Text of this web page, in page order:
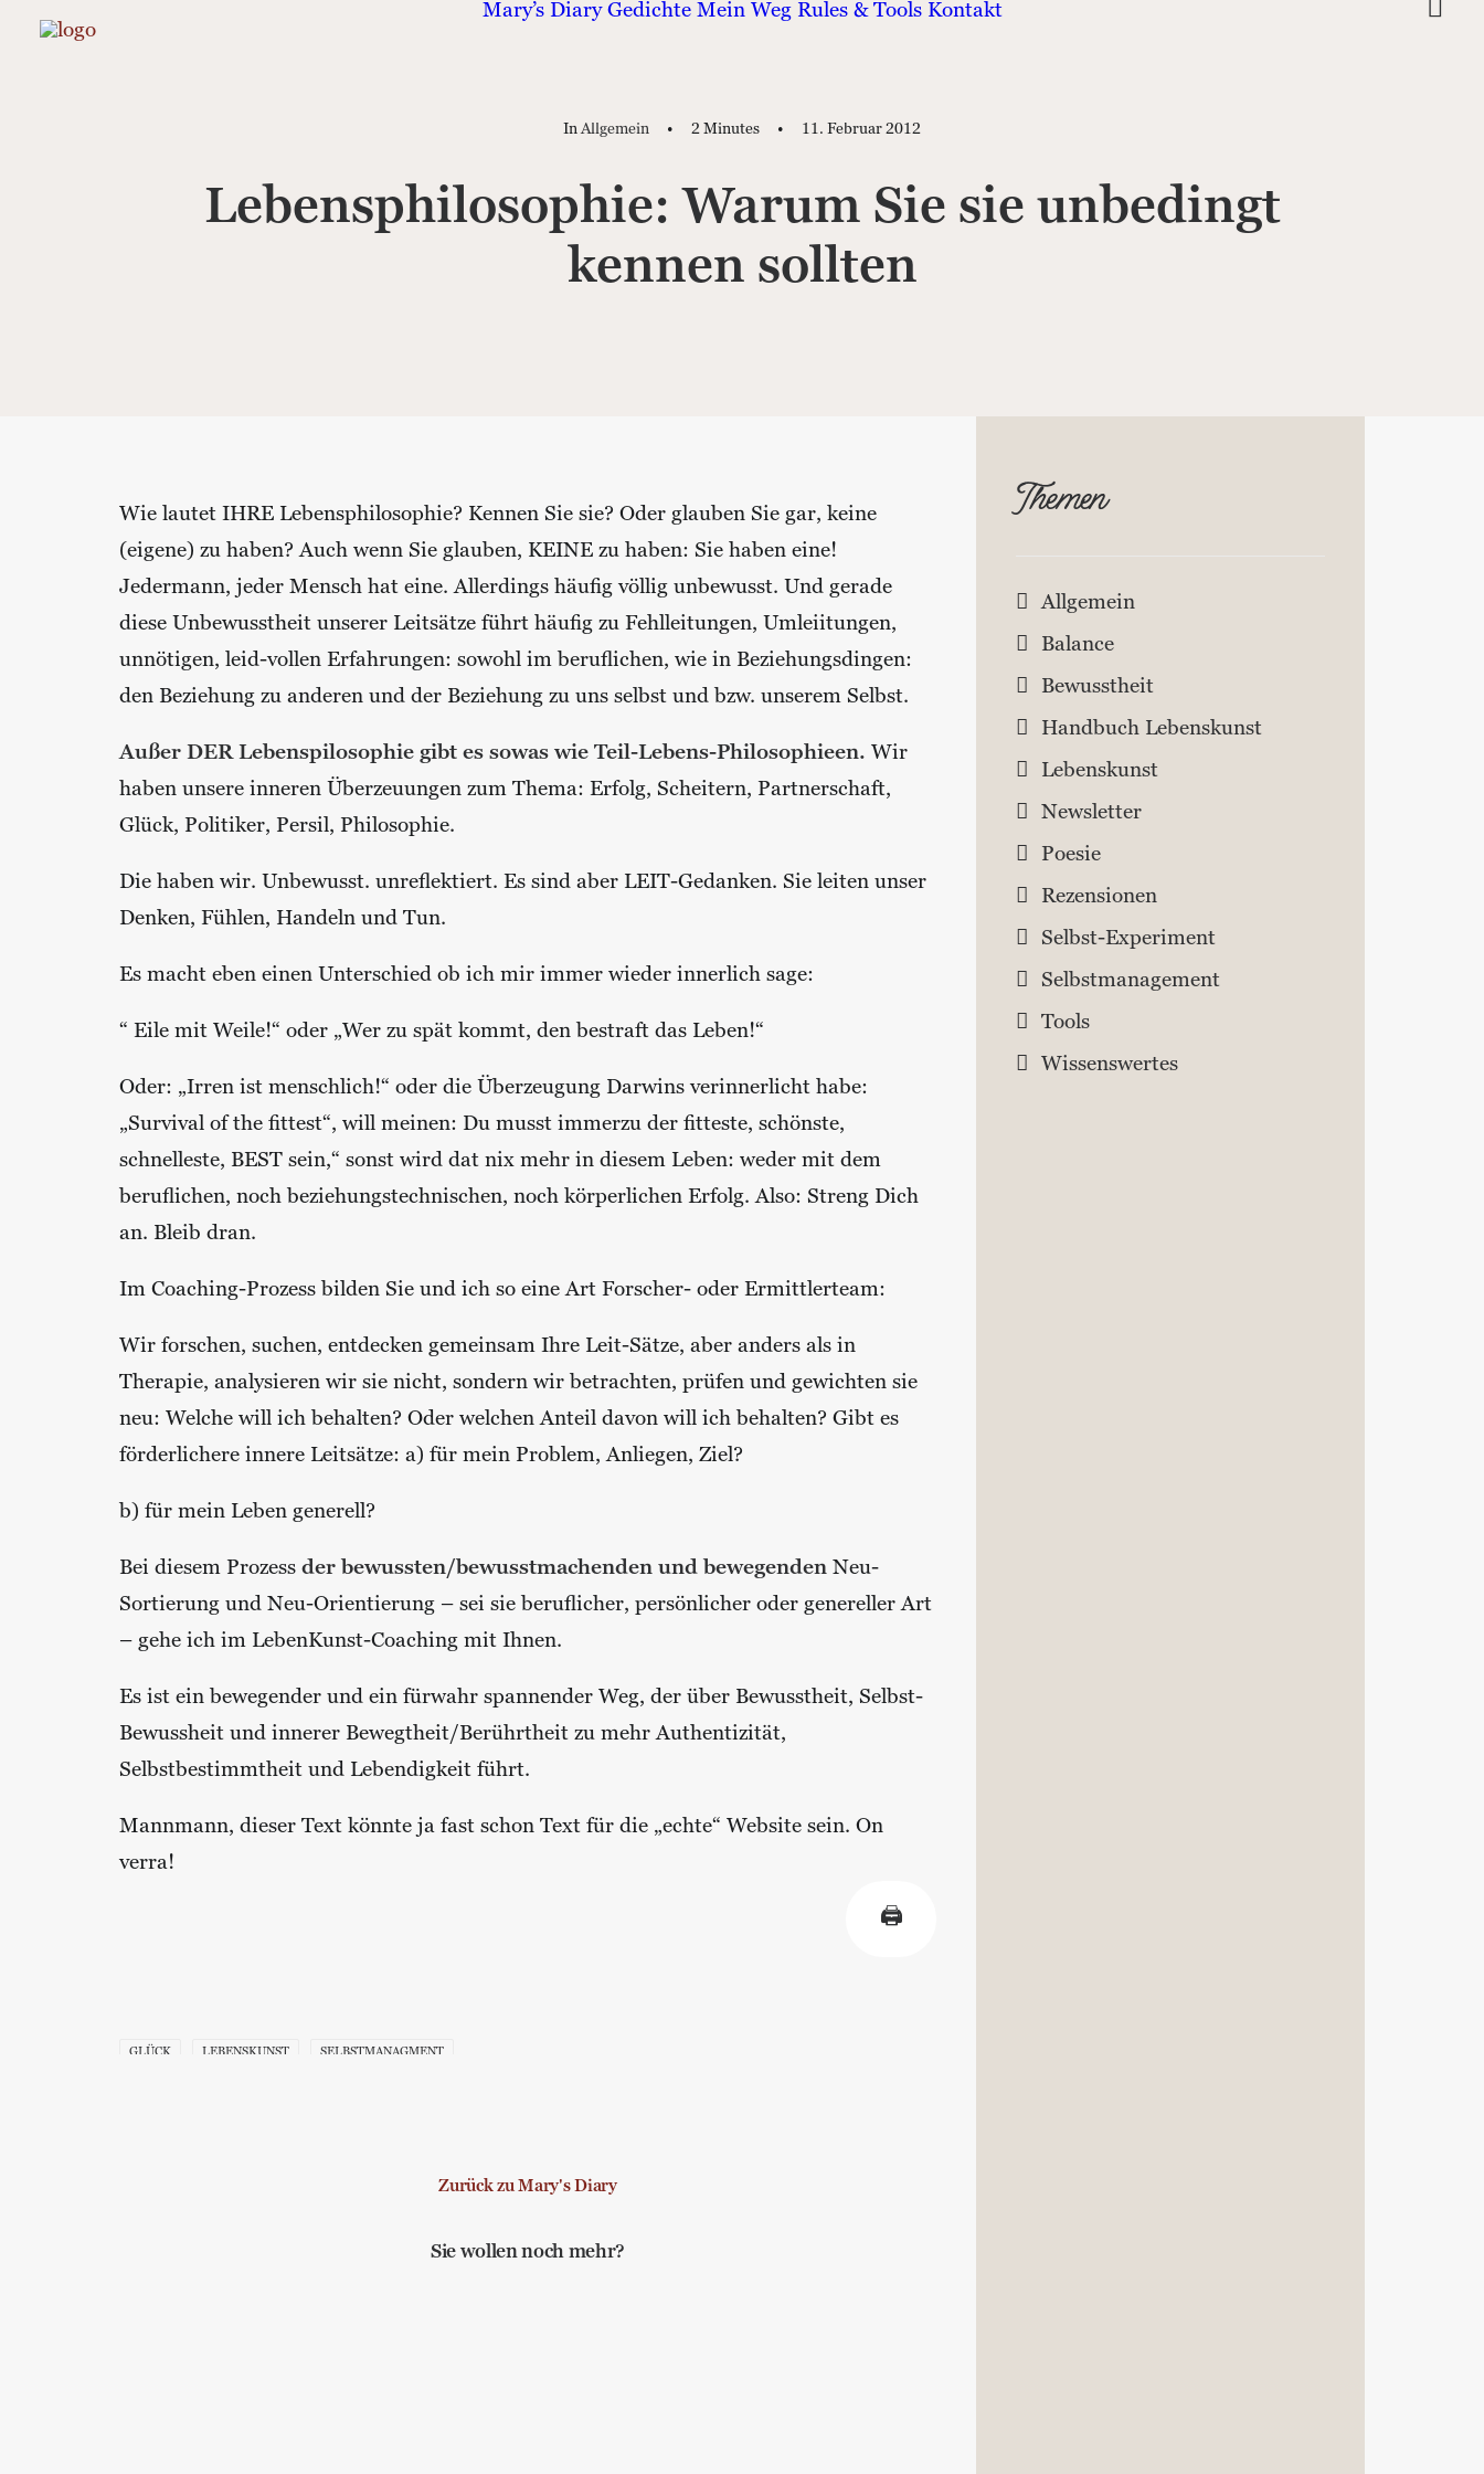
Mary’s Diary Gedichte Mein Weg Rules & Tools Kontakt
InAllgemein • 2 Minutes • 11. Februar 2012
Lebensphilosophie: Warum Sie sie unbedingt
kennen sollten
Wie lautet IHRE Lebensphilosophie? Kennen Sie sie? Oder glauben Sie gar, keine
(eigene) zu haben? Auch wenn Sie glauben, KEINE zu haben: Sie haben eine!
Jedermann, jeder Mensch hat eine. Allerdings häufig völlig unbewusst. Und gerade
diese Unbewusstheit unserer Leitsätze führt häufig zu Fehlleitungen, Umleiitungen,
unnötigen, leid-vollen Erfahrungen: sowohl im beruflichen, wie in Beziehungsdingen:
den Beziehung zu anderen und der Beziehung zu uns selbst und bzw. unserem Selbst.
Außer DER Lebenspilosophie gibt es sowas wie Teil-Lebens-Philosophieen. Wir
haben unsere inneren Überzeuungen zum Thema: Erfolg, Scheitern, Partnerschaft,
Glück, Politiker, Persil, Philosophie.
Die haben wir. Unbewusst. unreflektiert. Es sind aber LEIT-Gedanken. Sie leiten unser
Denken, Fühlen, Handeln und Tun.
Es macht eben einen Unterschied ob ich mir immer wieder innerlich sage:
“ Eile mit Weile!“ oder „Wer zu spät kommt, den bestraft das Leben!“
Oder: „Irren ist menschlich!“ oder die Überzeugung Darwins verinnerlicht habe:
„Survival of the fittest“, will meinen: Du musst immerzu der fitteste, schönste,
schnelleste, BEST sein,“ sonst wird dat nix mehr in diesem Leben: weder mit dem
beruflichen, noch beziehungstechnischen, noch körperlichen Erfolg. Also: Streng Dich
an. Bleib dran.
Im Coaching-Prozess bilden Sie und ich so eine Art Forscher- oder Ermittlerteam:
Wir forschen, suchen, entdecken gemeinsam Ihre Leit-Sätze, aber anders als in
Therapie, analysieren wir sie nicht, sondern wir betrachten, prüfen und gewichten sie
neu: Welche will ich behalten? Oder welchen Anteil davon will ich behalten? Gibt es
förderlichere innere Leitsätze: a) für mein Problem, Anliegen, Ziel?
b) für mein Leben generell?
Bei diesem Prozess der bewussten/bewusstmachenden und bewegenden Neu-
Sortierung und Neu-Orientierung – sei sie beruflicher, persönlicher oder genereller Art
– gehe ich im LebenKunst-Coaching mit Ihnen.
Es ist ein bewegender und ein fürwahr spannender Weg, der über Bewusstheit, Selbst-
Bewussheit und innerer Bewegtheit/Berührtheit zu mehr Authentizität,
Selbstbestimmtheit und Lebendigkeit führt.
Mannmann, dieser Text könnte ja fast schon Text für die „echte“ Website sein. On
verra!
🖨
GLÜCK LEBENSKUNST SELBSTMANAGMENT
Zurück zu Mary's Diary
Sie wollen noch mehr?
Themen
Allgemein
Balance
Bewusstheit
Handbuch Lebenskunst
Lebenskunst
Newsletter
Poesie
Rezensionen
Selbst-Experiment
Selbstmanagement
Tools
Wissenswertes